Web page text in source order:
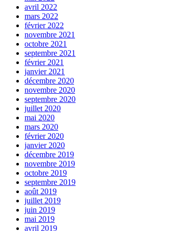
avril 2022
mars 2022
février 2022
novembre 2021
octobre 2021
septembre 2021
février 2021
janvier 2021
décembre 2020
novembre 2020
septembre 2020
juillet 2020
mai 2020
mars 2020
février 2020
janvier 2020
décembre 2019
novembre 2019
octobre 2019
septembre 2019
août 2019
juillet 2019
juin 2019
mai 2019
avril 2019